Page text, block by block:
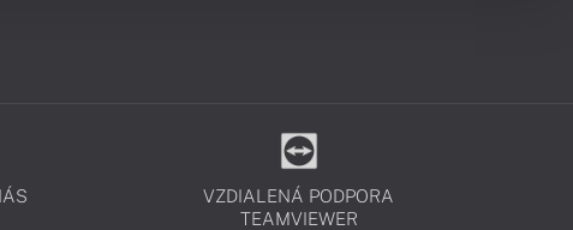
VZDIALENÁ PODPORA
TEAMVIEWER